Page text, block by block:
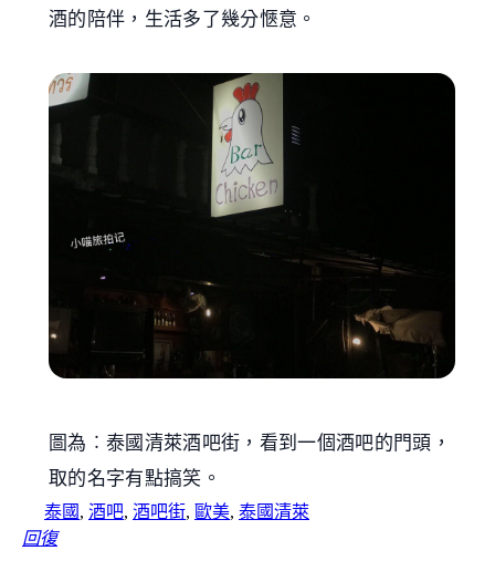
酒的陪伴，生活多了幾分愜意。
圖為︰泰國清萊酒吧街，看到一個酒吧的門頭，
取的名字有點搞笑。
泰國 , 酒吧, 酒吧街, 歐美, 泰國清萊
回復